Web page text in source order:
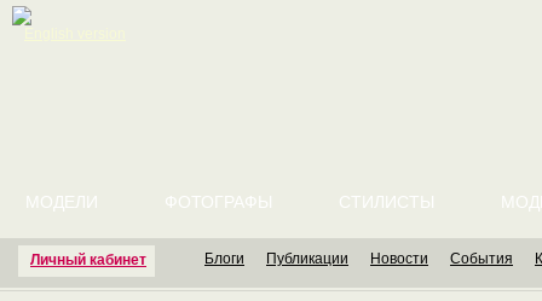
Личный кабинет
МОДЕЛИ ФОТОГРАФЫ СТИЛИСТЫ
Блоги Публикации Новости События